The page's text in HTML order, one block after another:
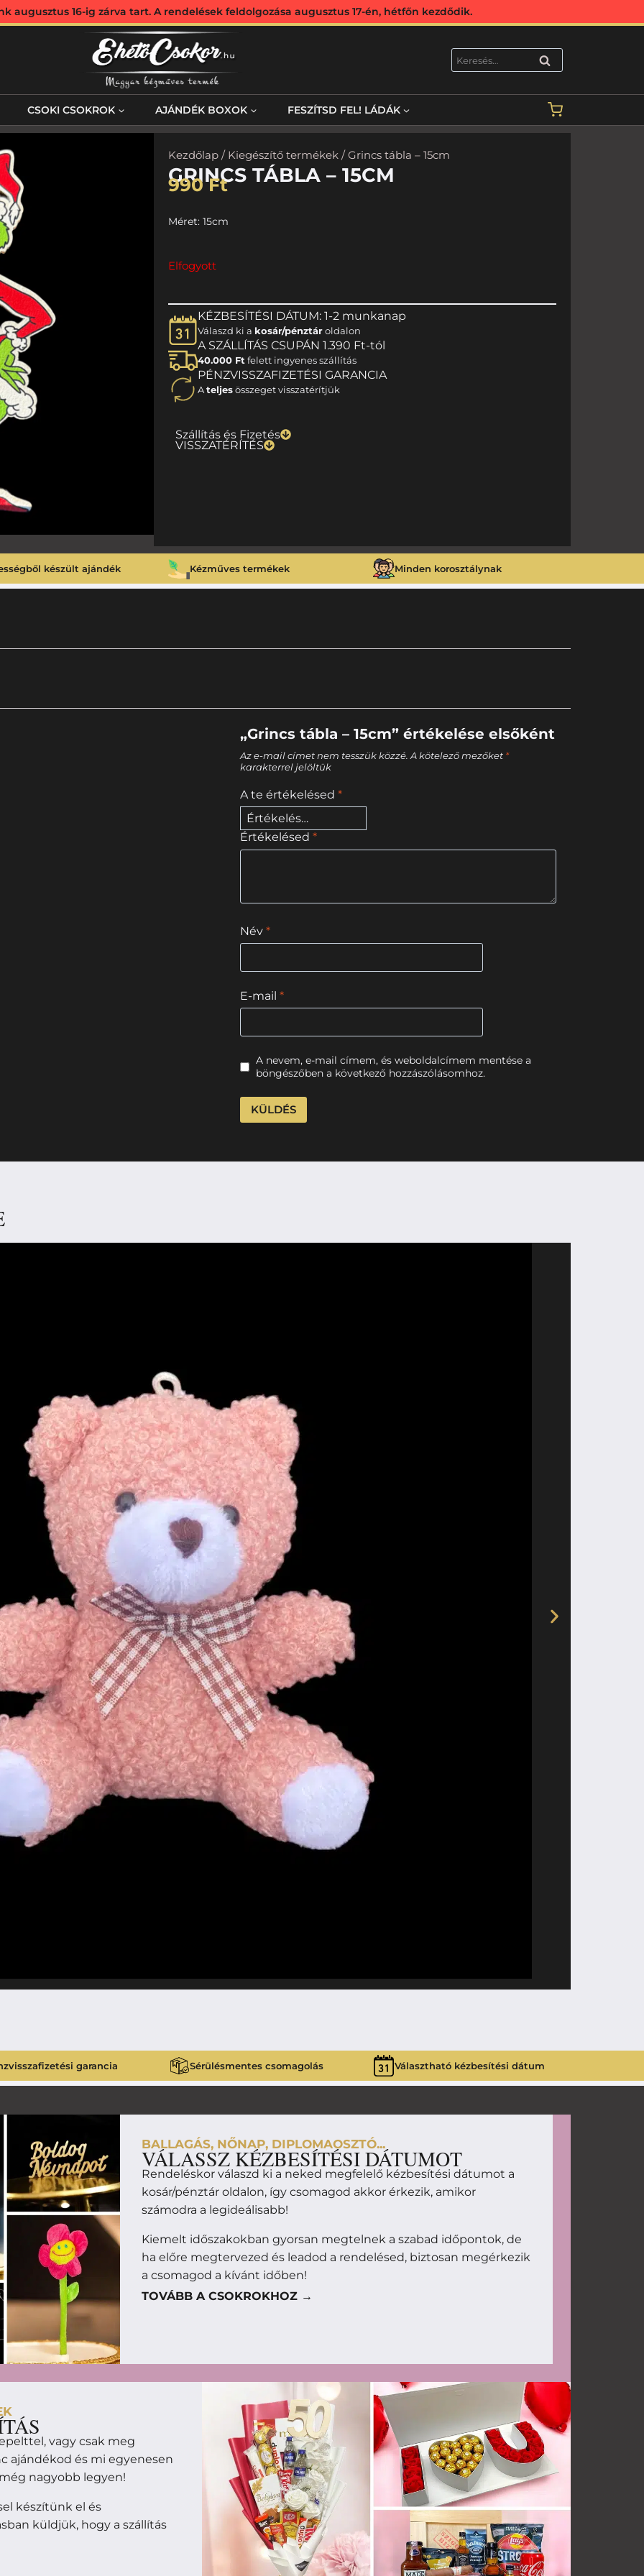
augusztus 16-ig zárva tart. A rendelések feldolgozása augusztus 17-én, hétfőn kezdődik.
KERESÉS
CSOKI CSOKROK AJÁNDÉK BOXOK FESZÍTSD FEL! LÁDÁK
Kezdőlap/ Kiegészítő termékek/ Grincs tábla – 15cm
GRINCS TÁBLA – 15CM
990Ft
Méret: 15cm
Elfogyott
KÉZBESÍTÉSI DÁTUM: 1-2 munkanap
Válaszd ki a kosár/pénztároldalon
A SZÁLLÍTÁS CSUPÁN 1.390 Ft-tól
40.000 Ft felett ingyenes szállítás
PÉNZVISSZAFIZETÉSI GARANCIA
Ateljesösszeget visszatérítjük
Szállítás és Fizetés
VISSZATÉRÍTÉS
készült ajándék Kézműves termékek Minden korosztálynak
„Grincs tábla – 15cm” értékelése elsőként
Az e-mail címet nem tesszük közzé. A kötelező mezőket *
karakterrel jelöltük
A te értékelésed *
Értékelésed *
Név *
E-mail *
A nevem, e-mail címem, és weboldalcímem mentése a
böngészőben a következő hozzászólásomhoz.
garancia Sérülésmentes csomagolás Választható kézbesítési dátum
BALLAGÁS, NŐNAP, DIPLOMAOSZTÓ...
VÁLASSZ KÉZBESÍTÉSI DÁTUMOT
Rendeléskor válaszd ki a neked megfelelő kézbesítési dátumot a
kosár/pénztár oldalon, így csomagod akkor érkezik, amikor
számodra a legideálisabb!
Kiemelt időszakokban gyorsan megtelnek a szabad időpontok, de
ha előre megtervezed és leadod a rendelésed, biztosan megérkezik
a csomagod a kívánt időben!
TOVÁBB A CSOKROKHOZ →
vagy csak meg
ajándékod és mi egyenesen
nagyobb legyen!
készítünk el és
küldjük, hogy a szállítás